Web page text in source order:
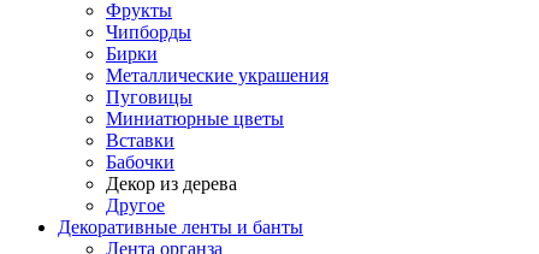
Фрукты
Чипборды
Бирки
Металлические украшения
Пуговицы
Миниатюрные цветы
Вставки
Бабочки
Декор из дерева
Другое
Декоративные ленты и банты
Лента органза